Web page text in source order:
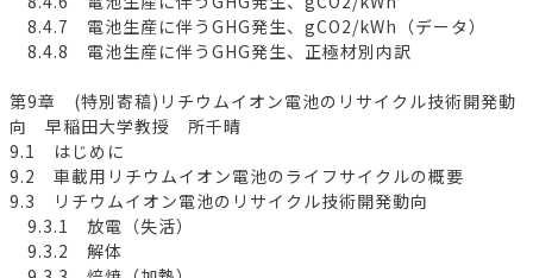
8.4.7 電池生産に伴うGHG発生、gCO2/kWh（データ）
8.4.8 電池生産に伴うGHG発生、正極材別内訳
第9章 (特別寄稿)リチウムイオン電池のリサイクル技術開発動
向 早稲田大学教授 所千晴
9.1 はじめに
9.2 車載用リチウムイオン電池のライフサイクルの概要
9.3 リチウムイオン電池のリサイクル技術開発動向
9.3.1 放電（失活）
9.3.2 解体